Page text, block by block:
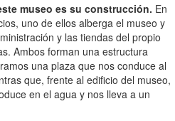
museo es su construcción. En
uno de ellos alberga el museo y
y las tiendas del propio
Ambos forman una estructura
una plaza que nos conduce al
que, frente al edificio del museo,
en el agua y nos lleva a un